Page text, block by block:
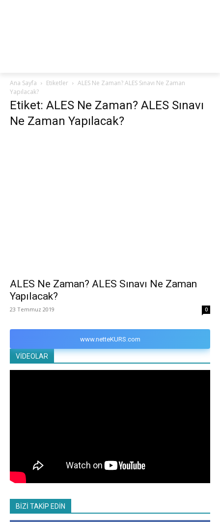
Ana Sayfa Etiketler
ALES Ne Zaman? ALES Sınavı Ne Zaman
Yapılacak?
Etiket: ALES Ne Zaman? ALES Sınavı
Ne Zaman Yapılacak?
ALES Ne Zaman? ALES Sınavı Ne Zaman
Yapılacak?
23 Temmuz 2019 0
www.netteKURS.com
VİDEOLAR
BİZİ TAKİP EDİN